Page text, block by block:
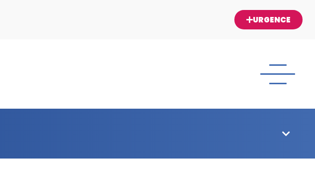
URGENCE